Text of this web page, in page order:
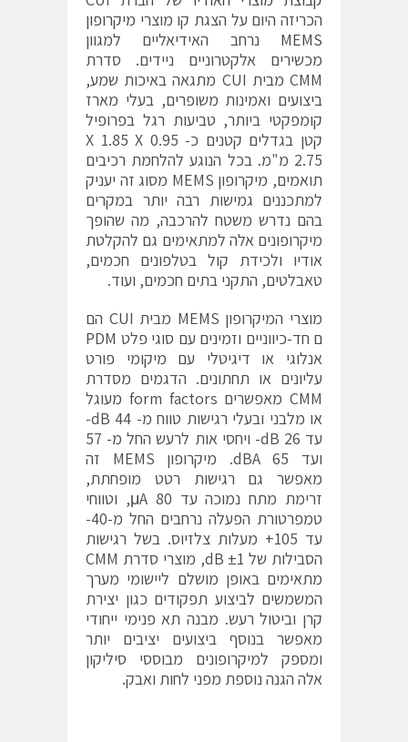
הכריזה היום על הצגת קו מוצרי מיקרופון
MEMS נרחב האידיאליים למגוון
מכשירים אלקטרוניים ניידים. סדרת
CMM מבית CUI מתגאה באיכות שמע,
ביצועים ואמינות משופרים, בעלי מארז
קומפקטי ביותר, טביעות רגל בפרופיל
קטן בגדלים קטנים כ- 0.95 X 1.85 X
2.75 מ"מ. בכל הנוגע להלחמת רכיבים
תואמים, מיקרופון MEMS מסוג זה יעניק
למתכננים גמישות רבה יותר במקרים
בהם נדרש משטח להרכבה, מה שהופך
מיקרופונים אלה למתאימים גם להקלטת
אודיו ולכידת קול בטלפונים חכמים,
טאבלטים, התקני בתים חכמים, ועוד.
מוצרי המיקרופון MEMS מבית CUI הם
ם חד-כיווניים וזמינים עם סוגי פלט PDM
אנלוגי או דיגיטלי עם מיקומי פורט
עליונים או תחתונים. הדגמים מסדרת
CMM מאפשרים form factors מעוגל
או מלבני ובעלי רגישות טווח מ- dB 44-
עד dB 26- ויחסי אות לרעש החל מ- 57
ועד 65 dBA. מיקרופון MEMS זה
מאפשר גם רגישות רטט מופחתת,
זרימת מתח נמוכה עד 80 μA, וטווחי
טמפרטורת הפעלה נרחבים החל מ-40-
עד 105+ מעלות צלזיוס. בשל רגישות
הסבילות של ±1 dB, מוצרי סדרת CMM
מתאימים באופן מושלם ליישומי מערך
המשמשים לביצוע תפקודים כגון יצירת
קרן וביטול רעש. מבנה תא פנימי ייחודי
מאפשר בנוסף ביצועים יציבים יותר
ומספק למיקרופונים מבוססי סיליקון
אלה הגנה נוספת מפני לחות ואבק.